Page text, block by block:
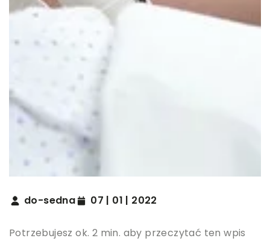
do-sedna 07 | 01 | 2022
Potrzebujesz ok. 2 min. aby przeczytać ten wpis